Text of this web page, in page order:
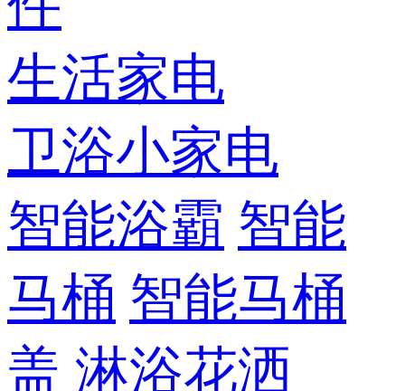
生活家电
卫浴小家电
智能浴霸 智能
马桶 智能马桶
盖 淋浴花洒